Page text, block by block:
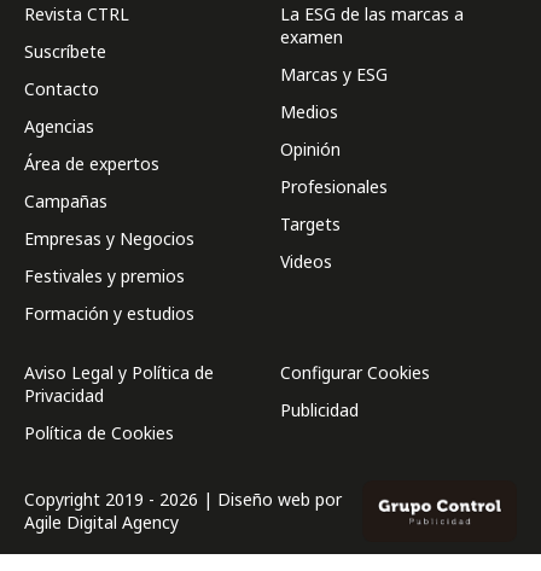
Revista CTRL
Suscríbete
Contacto
Agencias
Área de expertos
Campañas
Empresas y Negocios
Festivales y premios
Formación y estudios
La ESG de las marcas a
examen
Marcas y ESG
Medios
Opinión
Profesionales
Targets
Videos
Aviso Legal y Política de
Privacidad
Política de Cookies
Configurar Cookies
Publicidad
Copyright 2019 - 2026 | Diseño web por
Agile Digital Agency